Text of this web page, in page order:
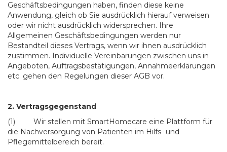
Geschäftsbedingungen haben, finden diese keine
Anwendung, gleich ob Sie ausdrücklich hierauf verweisen
oder wir nicht ausdrücklich widersprechen. Ihre
Allgemeinen Geschäftsbedingungen werden nur
Bestandteil dieses Vertrags, wenn wir ihnen ausdrücklich
zustimmen. Individuelle Vereinbarungen zwischen uns in
Angeboten, Auftragsbestätigungen, Annahmeerklärungen
etc. gehen den Regelungen dieser AGB vor.
2. Vertragsgegenstand
(1) Wir stellen mit SmartHomecare eine Plattform für
die Nachversorgung von Patienten im Hilfs- und
Pflegemittelbereich bereit.